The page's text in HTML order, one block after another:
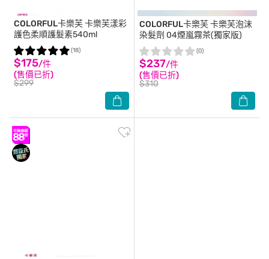
COLORFUL卡樂芙卡樂芙漾彩
護色柔順護髮素540ml
$175/件
(售價已折)
$299
(18)
COLORFUL卡樂芙卡樂芙泡沫
染髮劑 04煙嵐霧茶(獨家版)
$237/件
(售價已折)
$310
(0)